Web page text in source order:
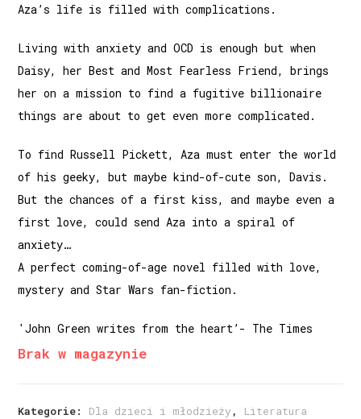
Aza’s life is filled with complications.
Living with anxiety and OCD is enough but when
Daisy, her Best and Most Fearless Friend, brings
her on a mission to find a fugitive billionaire
things are about to get even more complicated.
To find Russell Pickett, Aza must enter the world
of his geeky, but maybe kind-of-cute son, Davis.
But the chances of a first kiss, and maybe even a
first love, could send Aza into a spiral of
anxiety…
A perfect coming-of-age novel filled with love,
mystery and Star Wars fan-fiction.
'John Green writes from the heart’- The Times
Brak w magazynie
Kategorie: Dla dzieci i młodzieży , Literatura